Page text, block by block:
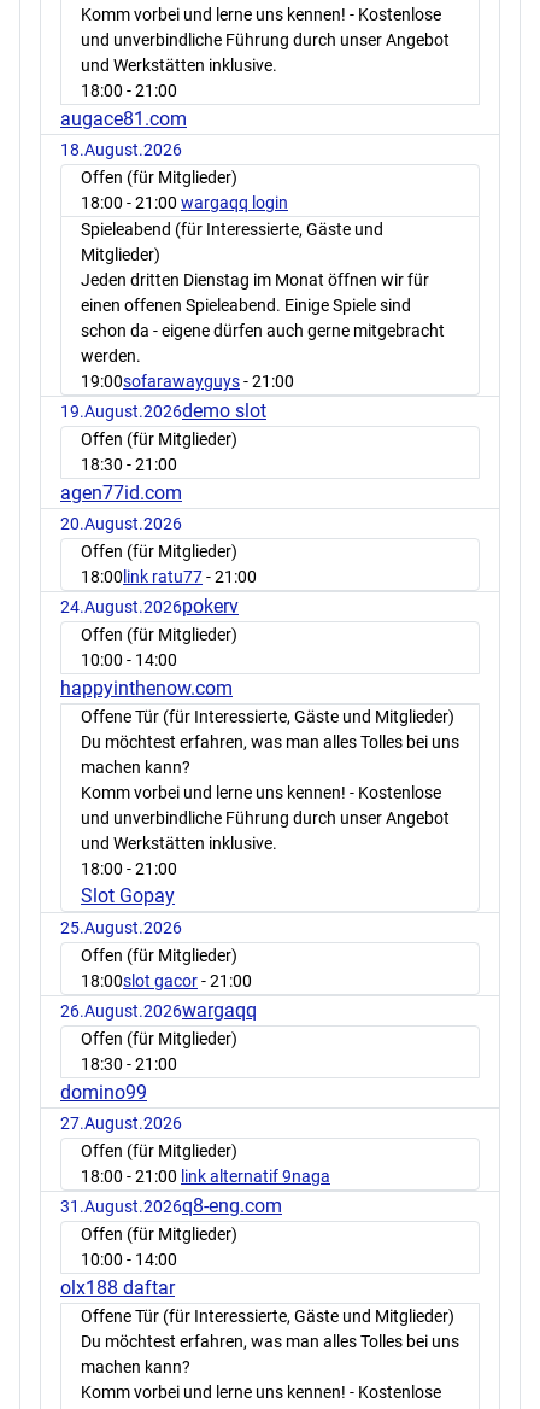
Komm vorbei und lerne uns kennen! - Kostenlose
und unverbindliche Führung durch unser Angebot
und Werkstätten inklusive.
18:00 - 21:00
augace81.com
18.August.2026
Offen (für Mitglieder)
18:00 - 21:00 wargaqq login
Spieleabend (für Interessierte, Gäste und
Mitglieder)
Jeden dritten Dienstag im Monat öffnen wir für
einen offenen Spieleabend. Einige Spiele sind
schon da - eigene dürfen auch gerne mitgebracht
werden.
19:00sofarawayguys- 21:00
19.August.2026demo slot
Offen (für Mitglieder)
18:30 - 21:00
agen77id.com
20.August.2026
Offen (für Mitglieder)
18:00 link ratu77- 21:00
24.August.2026pokerv
Offen (für Mitglieder)
10:00 - 14:00
happyinthenow.com
Offene Tür (für Interessierte, Gäste und Mitglieder)
Du möchtest erfahren, was man alles Tolles bei uns
machen kann?
Komm vorbei und lerne uns kennen! - Kostenlose
und unverbindliche Führung durch unser Angebot
und Werkstätten inklusive.
18:00 - 21:00
Slot Gopay
25.August.2026
Offen (für Mitglieder)
18:00slot gacor- 21:00
26.August.2026wargaqq
Offen (für Mitglieder)
18:30 - 21:00
domino99
27.August.2026
Offen (für Mitglieder)
18:00 - 21:00 link alternatif 9naga
31.August.2026q8-eng.com
Offen (für Mitglieder)
10:00 - 14:00
olx188 daftar
Offene Tür (für Interessierte, Gäste und Mitglieder)
Du möchtest erfahren, was man alles Tolles bei uns
machen kann?
Komm vorbei und lerne uns kennen! - Kostenlose